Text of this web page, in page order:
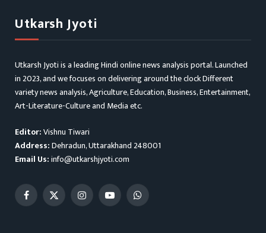
Utkarsh Jyoti
Utkarsh Jyoti is a leading Hindi online news analysis portal. Launched
in 2023, and we focuses on delivering around the clock Different
variety news analysis, Agriculture, Education, Business, Entertainment,
Art-Literature-Culture and Media etc.
Editor:Vishnu Tiwari
Address:Dehradun, Uttarakhand 248001
Email Us:info@utkarshjyoti.com
Facebook
X
InstagramYouTubeWhatsApp